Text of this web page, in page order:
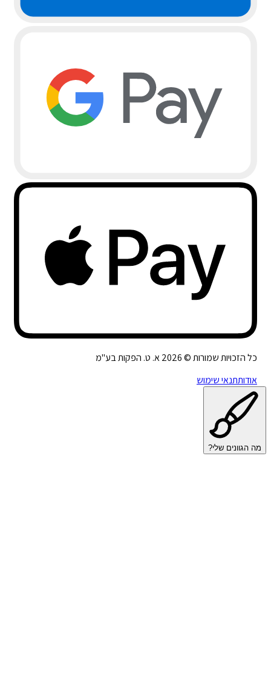
כל הזכויות שמורות ©2026א. ט. הפקות בע"מ
אודותתנאי שימוש
מה הגוונים שלי?